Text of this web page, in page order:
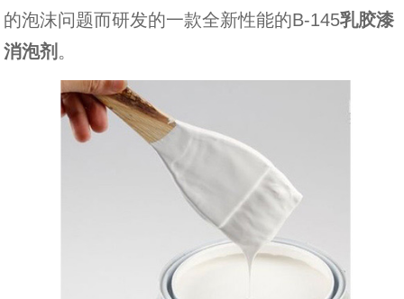
的泡沫问题而研发的一款全新性能的B-145乳胶漆
消泡剂 。